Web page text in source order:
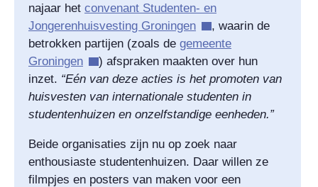
najaar het convenant Studenten- en
Jongerenhuisvesting Groningen
, waarin de
betrokken partijen (zoals de gemeente
Groningen
) afspraken maakten over hun
inzet. “Eén van deze acties is het promoten van
huisvesten van internationale studenten in
studentenhuizen en onzelfstandige eenheden.”
Beide organisaties zijn nu op zoek naar
enthousiaste studentenhuizen. Daar willen ze
filmpjes en posters van maken voor een